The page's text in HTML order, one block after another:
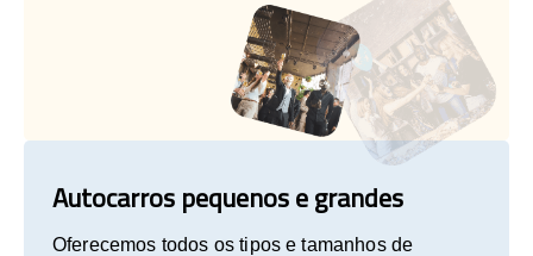
Autocarros pequenos e grandes
Oferecemos todos os tipos e tamanhos de